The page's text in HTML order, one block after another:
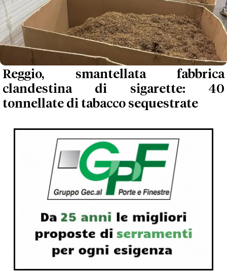
Reggio, smantellata fabbrica
clandestina di sigarette: 40
tonnellate di tabacco sequestrate